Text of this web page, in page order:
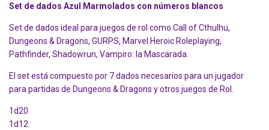
Set de dados Azul Marmolados con números blancos
Set de dados ideal para juegos de rol como Call of Cthulhu,
Dungeons & Dragons, GURPS, Marvel Heroic Roleplaying,
Pathfinder, Shadowrun, Vampiro: la Mascarada.
El set está compuesto por 7 dados necesarios para un jugador
para partidas de Dungeons & Dragons y otros juegos de Rol.
1d20
1d12